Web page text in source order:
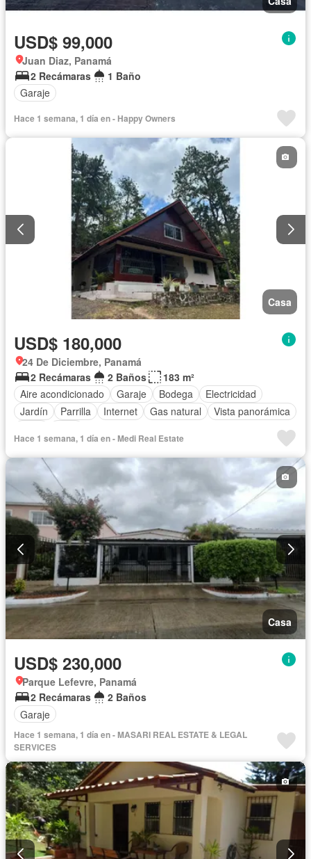
USD$ 99,000
Juan Diaz, Panamá
2 Recámaras
1 Baño
Garaje
Hace 1 semana, 1 día en - Happy Owners
Casa
USD$ 180,000
24 De Diciembre, Panamá
2 Recámaras
2 Baños
183 m²
Aire acondicionado
Garaje Bodega
Electricidad
Jardín
Parrilla Internet Gas natural
Vista panorámica
Hace 1 semana, 1 día en - Medi Real Estate
Casa
USD$ 230,000
Parque Lefevre, Panamá
2 Recámaras
2 Baños
Garaje
Hace 1 semana, 1 día en - MASARI REAL ESTATE & LEGAL
SERVICES